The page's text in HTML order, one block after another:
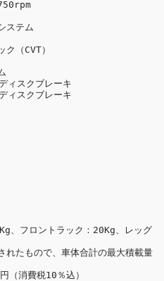
ステム
（CVT）
ィスクブレーキ
ィスクブレーキ
、フロントラック：20Kg、レッグ
たもので、車体合計の最大積載量
（消費税10％込）